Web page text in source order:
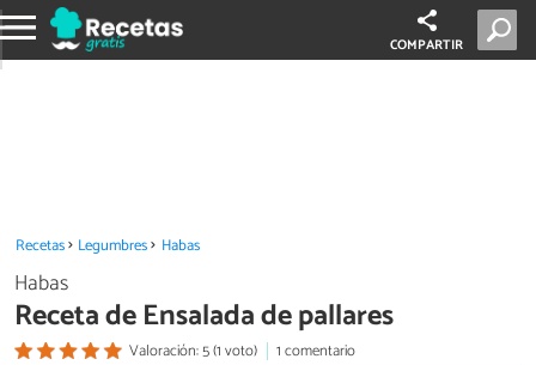
COMPARTIR
Recetas Legumbres Habas
Habas
Receta de Ensalada de pallares
Valoración: 5 (1 voto)
1 comentario